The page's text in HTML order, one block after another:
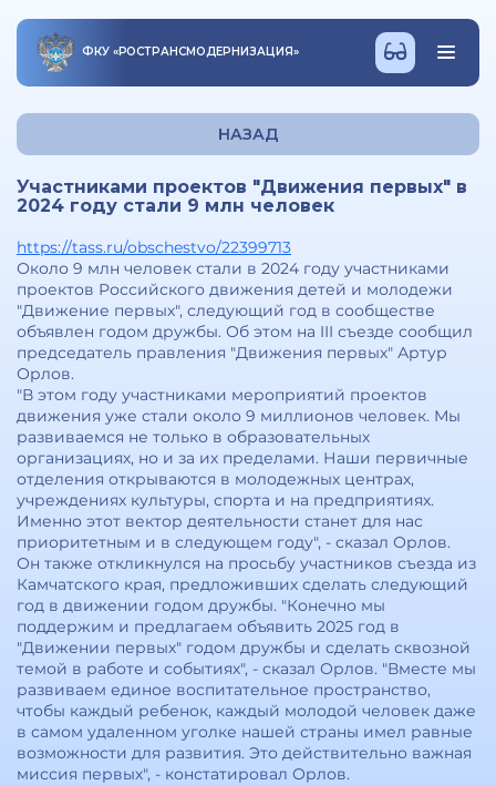
ФКУ «РОСТРАНСМОДЕРНИЗАЦИЯ»
НАЗАД
Участниками проектов "Движения первых" в
2024 году стали 9 млн человек
https://tass.ru/obschestvo/22399713
Около 9 млн человек стали в 2024 году участниками
проектов Российского движения детей и молодежи
"Движение первых", следующий год в сообществе
объявлен годом дружбы. Об этом на III съезде сообщил
председатель правления "Движения первых" Артур
Орлов.
"В этом году участниками мероприятий проектов
движения уже стали около 9 миллионов человек. Мы
развиваемся не только в образовательных
организациях, но и за их пределами. Наши первичные
отделения открываются в молодежных центрах,
учреждениях культуры, спорта и на предприятиях.
Именно этот вектор деятельности станет для нас
приоритетным и в следующем году", - сказал Орлов.
Он также откликнулся на просьбу участников съезда из
Камчатского края, предложивших сделать следующий
год в движении годом дружбы. "Конечно мы
поддержим и предлагаем объявить 2025 год в
"Движении первых" годом дружбы и сделать сквозной
темой в работе и событиях", - сказал Орлов. "Вместе мы
развиваем единое воспитательное пространство,
чтобы каждый ребенок, каждый молодой человек даже
в самом удаленном уголке нашей страны имел равные
возможности для развития. Это действительно важная
миссия первых", - констатировал Орлов.